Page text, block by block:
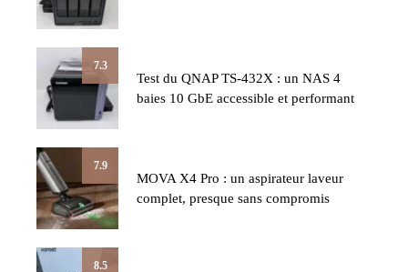
7.3
Test du QNAP TS-432X : un NAS 4
baies 10 GbE accessible et performant
7.9
MOVA X4 Pro : un aspirateur laveur
complet, presque sans compromis
8.5